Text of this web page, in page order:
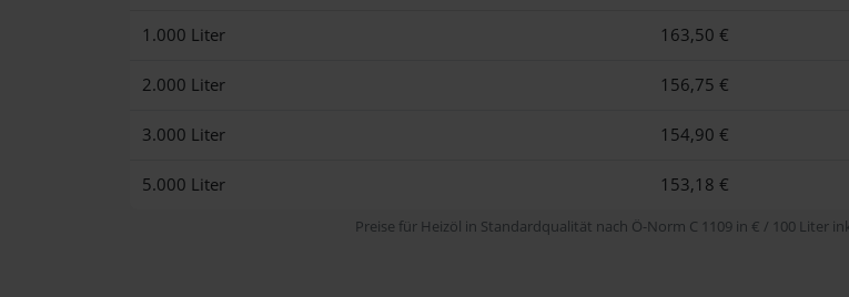
1.000 Liter 163,50 €
2.000 Liter 156,75 €
3.000 Liter 154,90 €
5.000 Liter 153,18 €
Preise für Heizöl in Standardqualität nach Ö-Norm C 1109 in € / 100 Liter